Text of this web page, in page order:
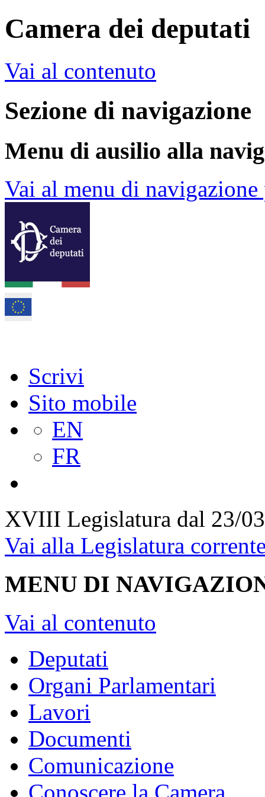
Camera dei deputati
Vai al contenuto
Sezione di navigazione
Menu di ausilio alla
Vai al menu di
Scrivi
Sito mobile
EN
FR
XVIII Legislatura dal 23/
Vai alla Legislatura
MENU DI
Vai al contenuto
Deputati
Organi Parlamentari
Lavori
Documenti
Comunicazione
Conoscere la Camera